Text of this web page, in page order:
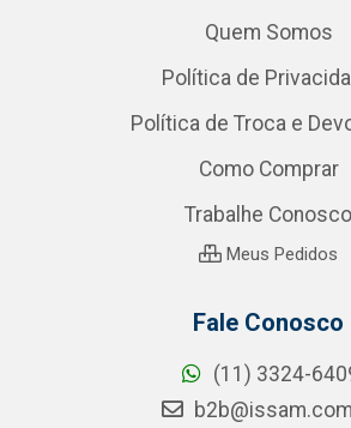
Quem Somos
Política de
Política de Troca e
Como Comprar
Trabalhe Conosco
Meus Pedidos
Fale Conosco
(11) 3324-